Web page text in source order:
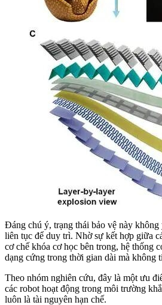
Đáng chú ý, trạng thái bảo vệ này
liên tục để duy trì. Nhờ sự kết hợp giữa
cơ chế khóa cơ học bên trong, hệ thống
dạng cứng trong thời gian dài mà không
Theo nhóm nghiên cứu, đây là một ưu
các robot hoạt động trong môi trường
luôn là tài nguyên hạn chế.